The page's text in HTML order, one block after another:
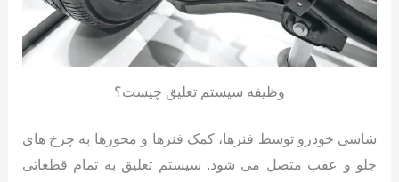
وظیفه سیستم تعلیق چیست؟
شاسی خودرو توسط فنرها، کمک فنرها و محورها به چرخ های
جلو و عقب متصل می شود. سیستم تعلیق به تمام قطعاتی